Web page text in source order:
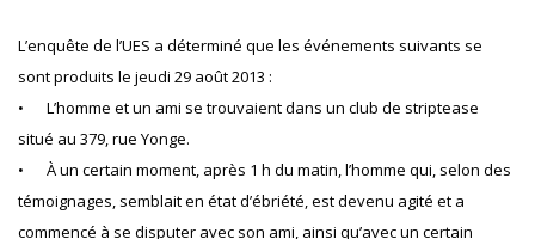
L’enquête de l’UES a déterminé que les événements suivants se
sont produits le jeudi 29 août 2013 :
•
L’homme et un ami se trouvaient dans un club de striptease
situé au 379, rue Yonge.
•
À un certain moment, après 1 h du matin, l’homme qui, selon des
témoignages, semblait en état d’ébriété, est devenu agité et a
commencé à se disputer avec son ami, ainsi qu’avec un certain